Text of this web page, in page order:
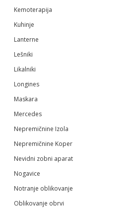
Kemoterapija
Kuhinje
Lanterne
Lešniki
Likalniki
Longines
Maskara
Mercedes
Nepremičnine Izola
Nepremičnine Koper
Nevidni zobni aparat
Nogavice
Notranje oblikovanje
Oblikovanje obrvi